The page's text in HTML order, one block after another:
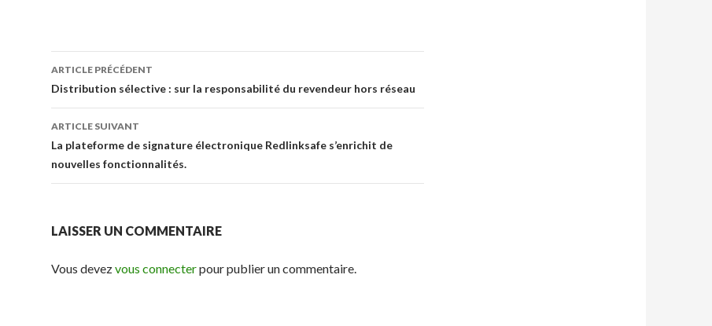
Navigation
des
articles
ARTICLE PRÉCÉDENT
Distribution sélective : sur la responsabilité du revendeur hors réseau
ARTICLE SUIVANT
La plateforme de signature électronique Redlinksafe s’enrichit de
nouvelles fonctionnalités.
LAISSER UN COMMENTAIRE
Vous devezvous connecterpour publier un commentaire.